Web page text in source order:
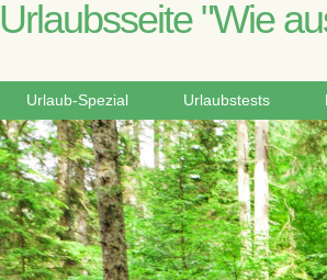
Urlaubsseite "Wie
Urlaub-Spezial Urlaubstests